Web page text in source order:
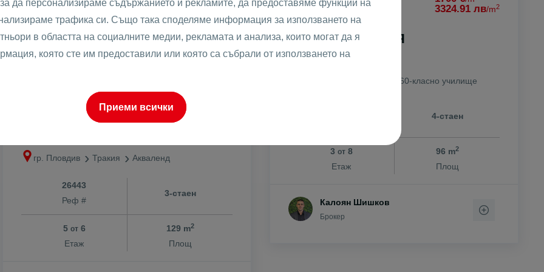
ЛУКСОЗЕН ТРИСТАЕН С
ЦЕНАТА !!! ТРАКИЯ /
АКВАЛЕНД !!!
гр. Пловдив Тракия Акваленд
26443
Реф #
3-стаен
5 от6
Етаж
129 m2
Площ
319189.50 лв
3324.91 лв/m2
Тристаен ТРАКИЯ
60-класно училище
4-стаен
3 от8
Етаж
96 m2
Площ
Калоян Шишков
Брокер
да персонализираме съдържанието и рекламите, да предоставяме функции на
трафика си. Също така споделяме информация за използването на
в областта на социалните медии, рекламата и анализа, които могат да я
която сте им предоставили или която са събрали от използването на
Приеми всички